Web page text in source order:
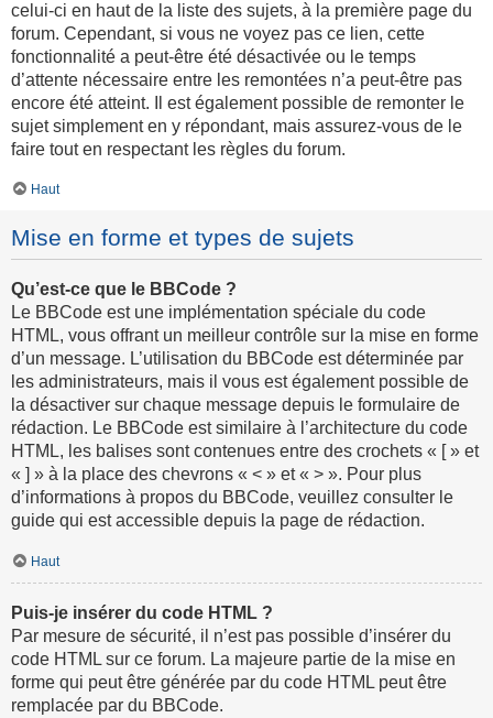
celui-ci en haut de la liste des sujets, à la première page du
forum. Cependant, si vous ne voyez pas ce lien, cette
fonctionnalité a peut-être été désactivée ou le temps
d’attente nécessaire entre les remontées n’a peut-être pas
encore été atteint. Il est également possible de remonter le
sujet simplement en y répondant, mais assurez-vous de le
faire tout en respectant les règles du forum.
Haut
Mise en forme et types de sujets
Qu’est-ce que le BBCode ?
Le BBCode est une implémentation spéciale du code
HTML, vous offrant un meilleur contrôle sur la mise en forme
d’un message. L’utilisation du BBCode est déterminée par
les administrateurs, mais il vous est également possible de
la désactiver sur chaque message depuis le formulaire de
rédaction. Le BBCode est similaire à l’architecture du code
HTML, les balises sont contenues entre des crochets « [ » et
« ] » à la place des chevrons « < » et « > ». Pour plus
d’informations à propos du BBCode, veuillez consulter le
guide qui est accessible depuis la page de rédaction.
Haut
Puis-je insérer du code HTML ?
Par mesure de sécurité, il n’est pas possible d’insérer du
code HTML sur ce forum. La majeure partie de la mise en
forme qui peut être générée par du code HTML peut être
remplacée par du BBCode.